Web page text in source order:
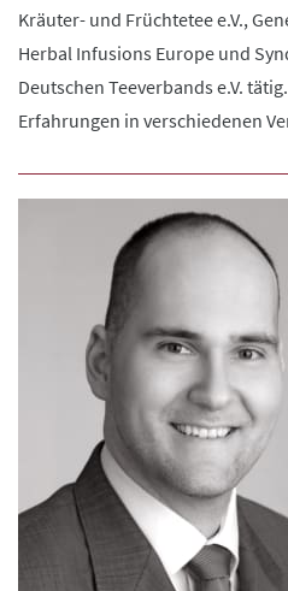
Kräuter- und Früchtetee e.V.,
Herbal Infusions Europe und
Deutschen Teeverbands e.V.
Erfahrungen in verschiedenen